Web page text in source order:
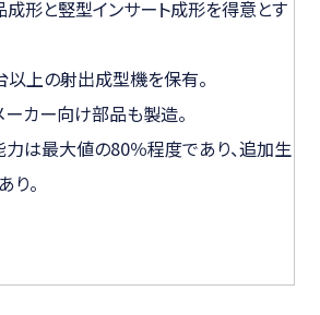
成形と竪型インサート成形を得意とす
以上の射出成型機を保有。
ーカー向け部品も製造。
力は最大値の80％程度であり、追加生
。